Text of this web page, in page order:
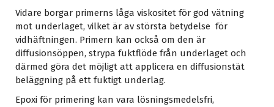
Vidare borgar primerns låga viskositet för god vätning
mot underlaget, vilket är av största betydelse för
vidhäftningen. Primern kan också om den är
diffusionsöppen, strypa fuktflöde från underlaget och
därmed göra det möjligt att applicera en diffusionstät
beläggning på ett fuktigt underlag.
Epoxi för primering kan vara lösningsmedelsfri,